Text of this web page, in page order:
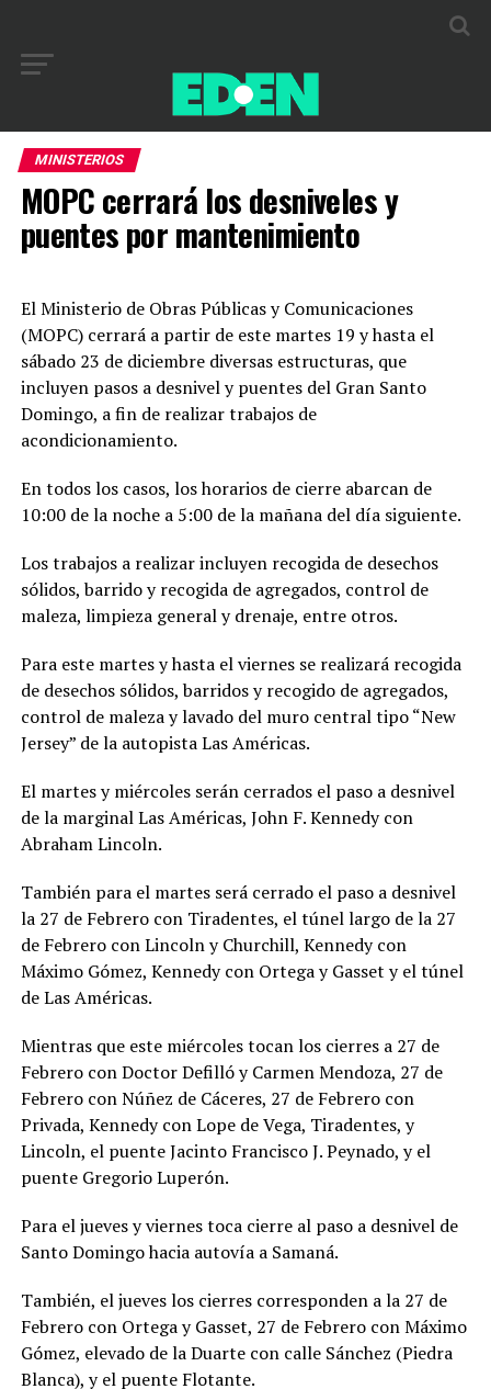
MINISTERIOS
MOPC cerrará los desniveles y
puentes por mantenimiento
El Ministerio de Obras Públicas y Comunicaciones
(MOPC) cerrará a partir de este martes 19 y hasta el
sábado 23 de diciembre diversas estructuras, que
incluyen pasos a desnivel y puentes del Gran Santo
Domingo, a fin de realizar trabajos de
acondicionamiento.
En todos los casos, los horarios de cierre abarcan de
10:00 de la noche a 5:00 de la mañana del día siguiente.
Los trabajos a realizar incluyen recogida de desechos
sólidos, barrido y recogida de agregados, control de
maleza, limpieza general y drenaje, entre otros.
Para este martes y hasta el viernes se realizará recogida
de desechos sólidos, barridos y recogido de agregados,
control de maleza y lavado del muro central tipo “New
Jersey” de la autopista Las Américas.
El martes y miércoles serán cerrados el paso a desnivel
de la marginal Las Américas, John F. Kennedy con
Abraham Lincoln.
También para el martes será cerrado el paso a desnivel
la 27 de Febrero con Tiradentes, el túnel largo de la 27
de Febrero con Lincoln y Churchill, Kennedy con
Máximo Gómez, Kennedy con Ortega y Gasset y el túnel
de Las Américas.
Mientras que este miércoles tocan los cierres a 27 de
Febrero con Doctor Defilló y Carmen Mendoza, 27 de
Febrero con Núñez de Cáceres, 27 de Febrero con
Privada, Kennedy con Lope de Vega, Tiradentes, y
Lincoln, el puente Jacinto Francisco J. Peynado, y el
puente Gregorio Luperón.
Para el jueves y viernes toca cierre al paso a desnivel de
Santo Domingo hacia autovía a Samaná.
También, el jueves los cierres corresponden a la 27 de
Febrero con Ortega y Gasset, 27 de Febrero con Máximo
Gómez, elevado de la Duarte con calle Sánchez (Piedra
Blanca), y el puente Flotante.